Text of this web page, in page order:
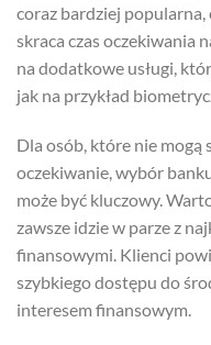
coraz bardziej
skraca czas oczekiwania
na dodatkowe usługi,
jak na przykład
Dla osób, które nie mogą
oczekiwanie, wybór
może być kluczowy.
zawsze idzie w parze z
finansowymi. Klienci
szybkiego dostępu do
interesem finansowym.